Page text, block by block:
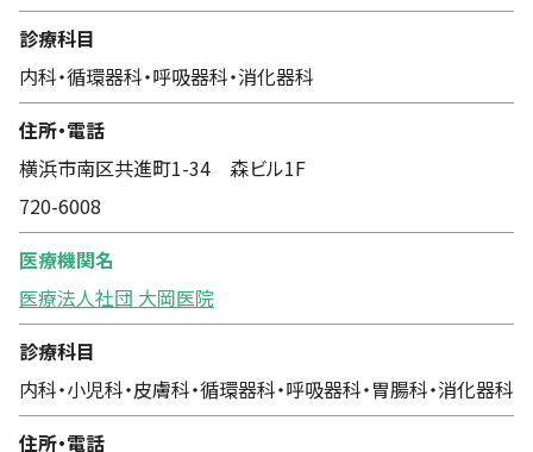
診療科目
内科・循環器科・呼吸器科・消化器科
住所・電話
横浜市南区共進町1-34 森ビル1F
720-6008
医療機関名
医療法人社団 大岡医院
診療科目
内科・小児科・皮膚科・循環器科・呼吸器科・胃腸科・消化器科
住所・電話